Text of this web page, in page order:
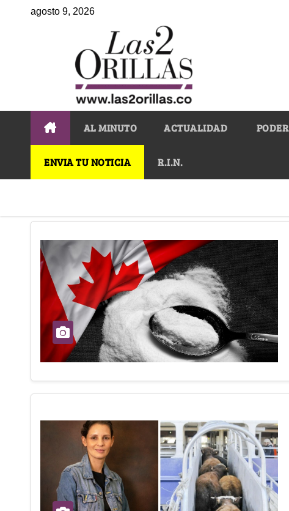
agosto 9, 2026
AL MINUTO ACTUALIDAD PODER
ENVIA TU NOTICIA R.I.N.